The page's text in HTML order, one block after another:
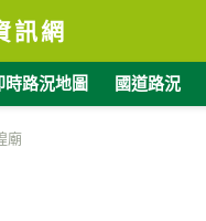
訊網
時路況地圖 國道路況
廟